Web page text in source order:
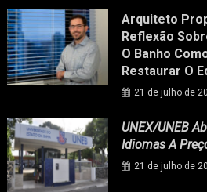
Arquiteto
Reflexão
O Banho
Restaurar O
21 de julho de
UNEX/UNEB
Idiomas A
21 de julho de